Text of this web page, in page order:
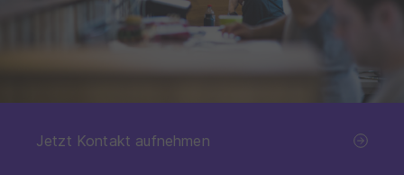
Jetzt Kontakt aufnehmen